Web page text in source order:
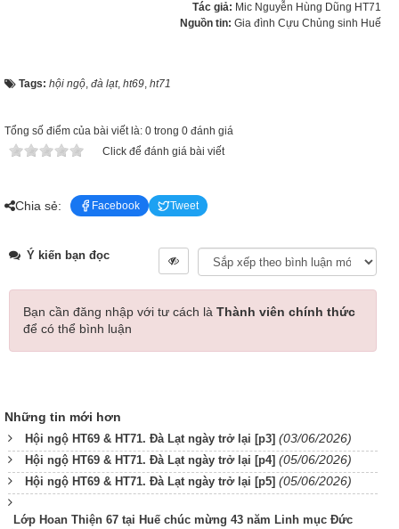
Tác giả: Mic Nguyễn Hùng Dũng HT71
Nguồn tin: Gia đình Cựu Chủng sinh Huế
Tags: hội ngộ, đà lạt, ht69, ht71
Tổng số điểm của bài viết là: 0 trong 0 đánh giá
Click để đánh giá bài viết
Chia sẻ: Facebook Tweet
Ý kiến bạn đọc
Bạn cần đăng nhập với tư cách là Thành viên chính thức
để có thể bình luận
Những tin mới hơn
Hội ngộ HT69 & HT71. Đà Lạt ngày trở lại [p3] (03/06/2026)
Hội ngộ HT69 & HT71. Đà Lạt ngày trở lại [p4] (05/06/2026)
Hội ngộ HT69 & HT71. Đà Lạt ngày trở lại [p5] (05/06/2026)
Lớp Hoan Thiện 67 tại Huế chúc mừng 43 năm Linh mục Đức